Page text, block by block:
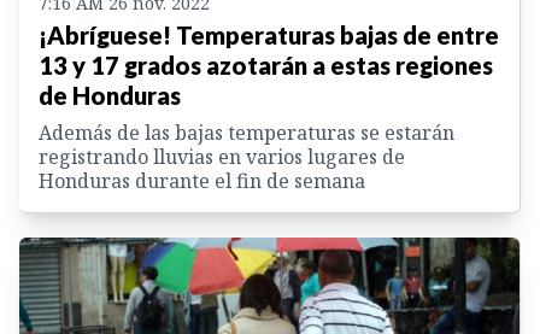
¡Abríguese! Temperaturas bajas de entre
13 y 17 grados azotarán a estas regiones
de Honduras
Además de las bajas temperaturas se estarán
registrando lluvias en varios lugares de
Honduras durante el fin de semana